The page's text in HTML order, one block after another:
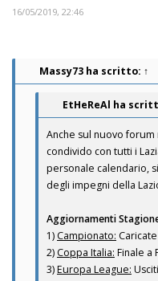
16/05/2019, 22:46
Massy73 ha scritto: ↑
EtHeReAl ha
Anche sul nuovo
condivido con tutti i
personale calendario,
degli impegni della
Aggiornamenti
1) Campionato:
2) Coppa Italia: Finale a
3)Europa League: